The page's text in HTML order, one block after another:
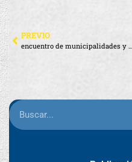
PREVIO
encuentro de municipalidades y ONU-Hábitat